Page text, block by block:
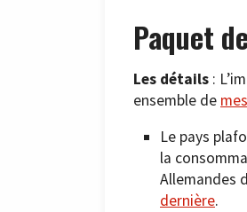
Paquet
Les détails :
ensemble de
Le pays
la
Allemandes
dernière.